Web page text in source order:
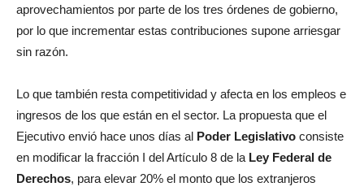
aprovechamientos por parte de los tres órdenes de gobierno,
por lo que incrementar estas contribuciones supone arriesgar
sin razón.
Lo que también resta competitividad y afecta en los empleos e
ingresos de los que están en el sector. La propuesta que el
Ejecutivo envió hace unos días al Poder Legislativo consiste
en modificar la fracción I del Artículo 8 de la Ley Federal de
Derechos, para elevar 20% el monto que los extranjeros